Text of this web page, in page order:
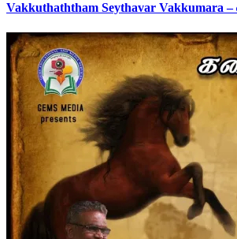
Vakkuthaththam Seythavar Vakkumara